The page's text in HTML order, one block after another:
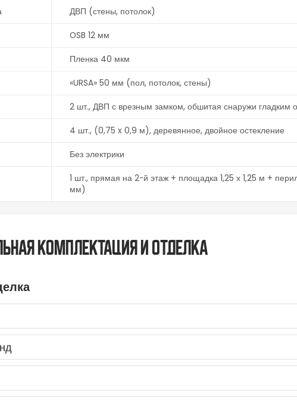
ДВП (стены, потолок)
OSB 12 мм
Пленка 40 мкм
«URSA» 50 мм (пол, потолок, стены)
2 шт., ДВП с врезным замком, обшитая снаружи гладким
4 шт., (0,75 x 0,9 м), деревянное, двойное остекление
Без электрики
1 шт., прямая на 2-й этаж + площадка 1,25 х 1,25 м +
мм)
комплектация и отделка